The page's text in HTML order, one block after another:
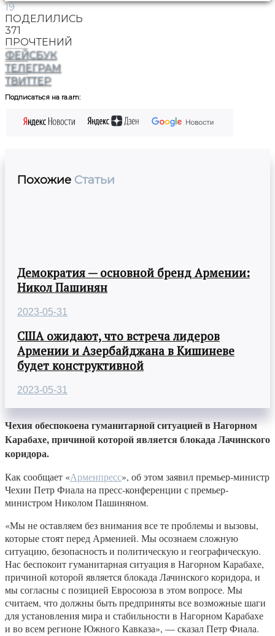
19
ПОДЕЛИЛИСЬ
371
ПРОЧТЕНИЙ
ФЕЙСБУК
ТЕЛЕГРАМ
ТВИТТЕР
Подписаться на ra.am:
Похожие Статьи
Демократия — основной бренд Армении:
Никол Пашинян
2023-05-31
США ожидают, что встреча лидеров
Армении и Азербайджана в Кишиневе
будет конструктивной
2023-05-31
Чехия обеспокоена гуманитарной ситуацией в Нагорном
Карабахе, причиной которой является блокада Лачинского
коридора.
Как сообщает «Арменпресс», об этом заявил премьер-министр
Чехии Петр Фиала на пресс-конференции с премьер-
министром Николом Пашиняном.
«Мы не оставляем без внимания все те проблемы и вызовы,
которые стоят перед Арменией. Мы осознаем сложную
ситуацию, безопасность и политическую и географическую.
Нас беспокоит гуманитарная ситуация в Нагорном Карабахе,
причиной которой является блокада Лачинского коридора, и
мы согласны с позицией Евросоюза в этом вопросе. Мы
считаем, что должны быть предприняты все возможные шаги
для установления мира и стабильности в Нагорном Карабахе
и во всем регионе Южного Кавказа», — сказал Петр Фиала.